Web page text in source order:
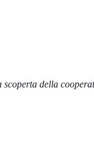
scoperta della